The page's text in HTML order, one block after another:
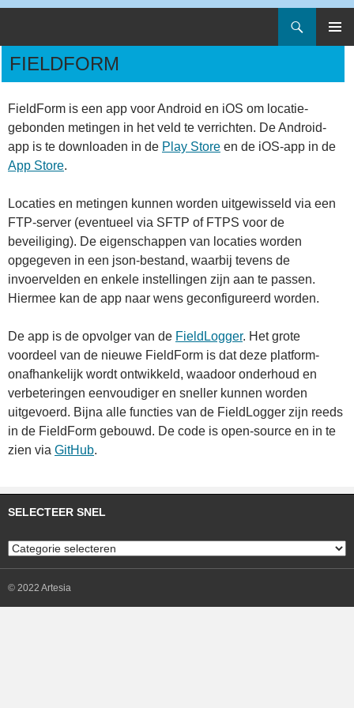
naar
inhoud
FIELDFORM
FieldForm is een app voor Android en iOS om locatie-
gebonden metingen in het veld te verrichten. De Android-
app is te downloaden in de Play Store en de iOS-app in de
App Store.
Locaties en metingen kunnen worden uitgewisseld via een
FTP-server (eventueel via SFTP of FTPS voor de
beveiliging). De eigenschappen van locaties worden
opgegeven in een json-bestand, waarbij tevens de
invoervelden en enkele instellingen zijn aan te passen.
Hiermee kan de app naar wens geconfigureerd worden.
De app is de opvolger van de FieldLogger. Het grote
voordeel van de nieuwe FieldForm is dat deze platform-
onafhankelijk wordt ontwikkeld, waadoor onderhoud en
verbeteringen eenvoudiger en sneller kunnen worden
uitgevoerd. Bijna alle functies van de FieldLogger zijn reeds
in de FieldForm gebouwd. De code is open-source en in te
zien via GitHub.
SELECTEER SNEL
Selecteer
© 2022 Artesia